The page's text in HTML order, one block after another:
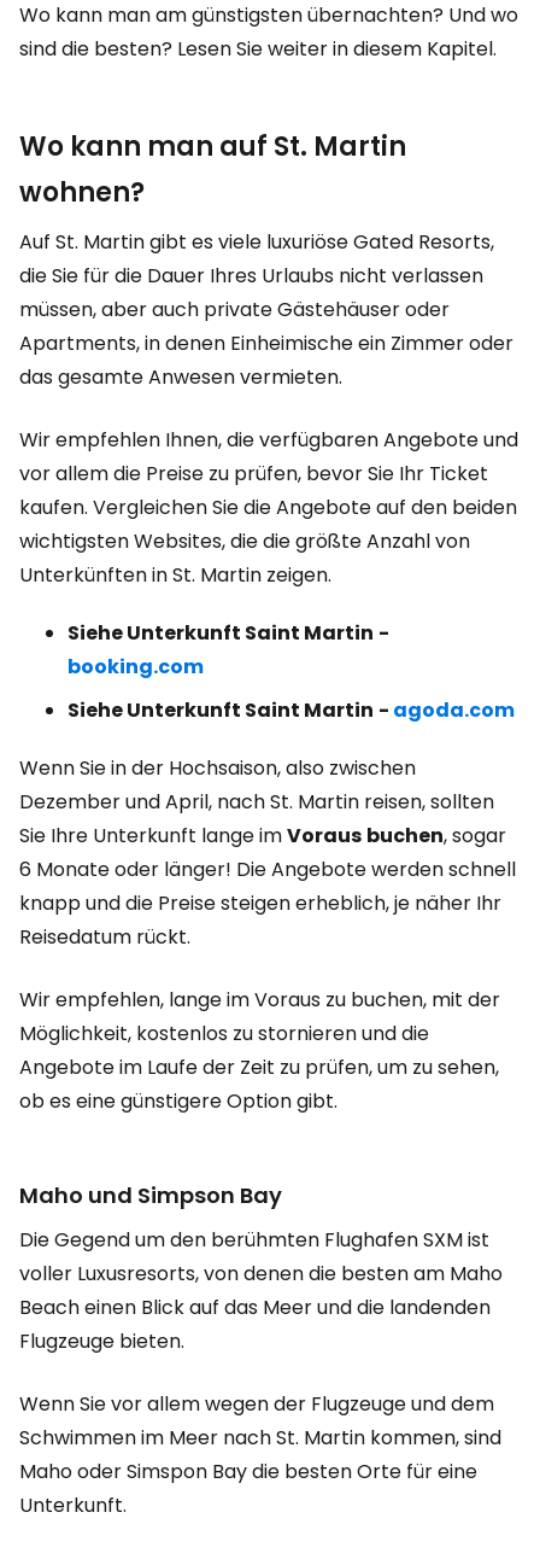
Wo kann man am günstigsten übernachten? Und wo
sind die besten? Lesen Sie weiter in diesem Kapitel.
Wo kann man auf St. Martin
wohnen?
Auf St. Martin gibt es viele luxuriöse Gated Resorts,
die Sie für die Dauer Ihres Urlaubs nicht verlassen
müssen, aber auch private Gästehäuser oder
Apartments, in denen Einheimische ein Zimmer oder
das gesamte Anwesen vermieten.
Wir empfehlen Ihnen, die verfügbaren Angebote und
vor allem die Preise zu prüfen, bevor Sie Ihr Ticket
kaufen. Vergleichen Sie die Angebote auf den beiden
wichtigsten Websites, die die größte Anzahl von
Unterkünften in St. Martin zeigen.
Siehe Unterkunft Saint Martin -
booking.com
Siehe Unterkunft Saint Martin - agoda.com
Wenn Sie in der Hochsaison, also zwischen
Dezember und April, nach St. Martin reisen, sollten
Sie Ihre Unterkunft lange imVoraus buchen, sogar
6 Monate oder länger! Die Angebote werden schnell
knapp und die Preise steigen erheblich, je näher Ihr
Reisedatum rückt.
Wir empfehlen, lange im Voraus zu buchen, mit der
Möglichkeit, kostenlos zu stornieren und die
Angebote im Laufe der Zeit zu prüfen, um zu sehen,
ob es eine günstigere Option gibt.
Maho und Simpson Bay
Die Gegend um den berühmten Flughafen SXM ist
voller Luxusresorts, von denen die besten am Maho
Beach einen Blick auf das Meer und die landenden
Flugzeuge bieten.
Wenn Sie vor allem wegen der Flugzeuge und dem
Schwimmen im Meer nach St. Martin kommen, sind
Maho oder Simspon Bay die besten Orte für eine
Unterkunft.